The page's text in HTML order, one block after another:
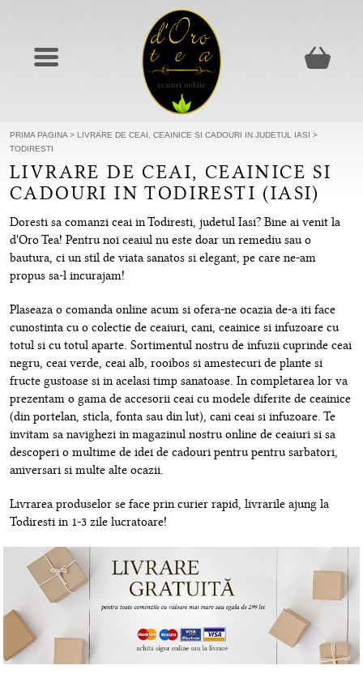
PRIMA PAGINA > LIVRARE DE CEAI, CEAINICE SI CADOURI IN JUDETUL IASI >
TODIRESTI
LIVRARE DE CEAI, CEAINICE SI
CADOURI IN TODIRESTI (IASI)
Doresti sa comanzi ceai in Todiresti, judetul Iasi? Bine ai venit la
d'Oro Tea! Pentru noi ceaiul nu este doar un remediu sau o
bautura, ci un stil de viata sanatos si elegant, pe care ne-am
propus sa-l incurajam!
Plaseaza o comanda online acum si ofera-ne ocazia de-a iti face
cunostinta cu o colectie de ceaiuri, cani, ceainice si infuzoare cu
totul si cu totul aparte. Sortimentul nostru de infuzii cuprinde ceai
negru, ceai verde, ceai alb, rooibos si amestecuri de plante si
fructe gustoase si in acelasi timp sanatoase. In completarea lor va
prezentam o gama de accesorii ceai cu modele diferite de ceainice
(din portelan, sticla, fonta sau din lut), cani ceai si infuzoare. Te
invitam sa navighezi in magazinul nostru online de ceaiuri si sa
descoperi o multime de idei de cadouri pentru pentru sarbatori,
aniversari si multe alte ocazii.
Livrarea produselor se face prin curier rapid, livrarile ajung la
Todiresti in 1-3 zile lucratoare!